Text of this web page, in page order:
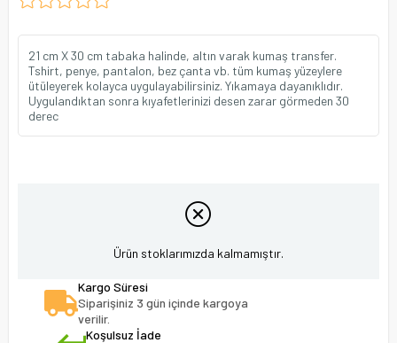
21 cm X 30 cm tabaka halinde, altın varak kumaş transfer.
Tshirt, penye, pantalon, bez çanta vb. tüm kumaş yüzeylere
ütüleyerek kolayca uygulayabilirsiniz. Yıkamaya dayanıklıdır.
Uygulandıktan sonra kıyafetlerinizi desen zarar görmeden 30
derec
Ürün stoklarımızda kalmamıştır.
Kargo Süresi
Siparişiniz 3 gün içinde kargoya
verilir.
Koşulsuz İade